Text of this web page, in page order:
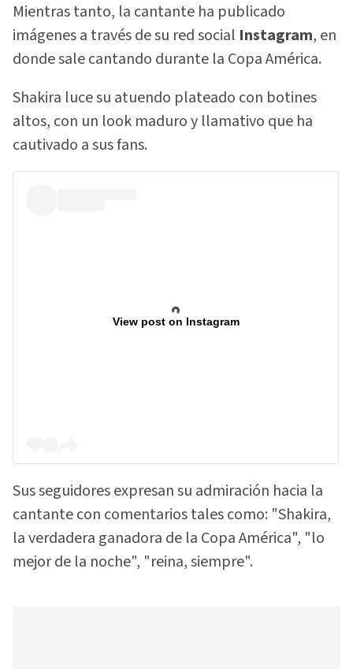
Mientras tanto, la cantante ha publicado
imágenes a través de su red social Instagram, en
donde sale cantando durante la Copa América.
Shakira luce su atuendo plateado con botines
altos, con un look maduro y llamativo que ha
cautivado a sus fans.
View post on Instagram
Sus seguidores expresan su admiración hacia la
cantante con comentarios tales como: "Shakira,
la verdadera ganadora de la Copa América", "lo
mejor de la noche", "reina, siempre".